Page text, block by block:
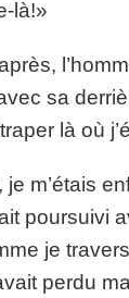
là!»
sa
là où
m’étais
poursuivi
je
perdu